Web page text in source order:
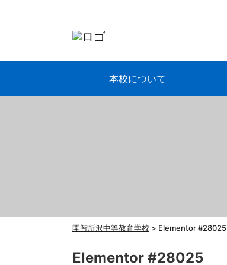
本校について
開智所沢中等教育学校 > Elementor #28025
Elementor #28025